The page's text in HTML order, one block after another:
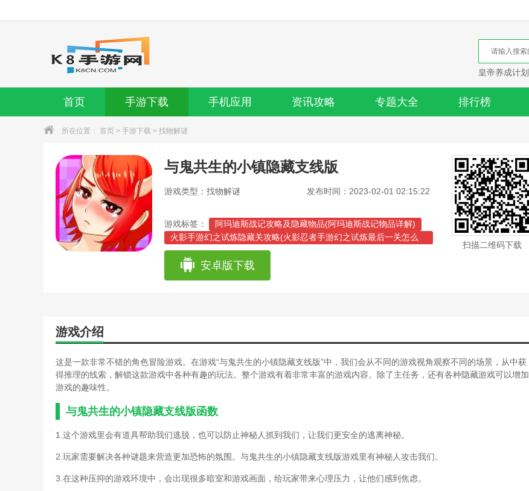
皇帝养成计划
首页 手游下载 手机应用 资讯攻略 专题大全 排行榜
所在位置： 首页 > 手游下载 > 找物解谜
与鬼共生的小镇隐藏支线版
游戏类型：找物解谜 发布时间：2023-02-01 02:15:22
游戏标签：
阿玛迪斯战记攻略及隐藏物品(阿玛迪斯战记物品详解)
火影手游幻之试炼隐藏关攻略(火影忍者手游幻之试炼最后一关怎么
过)
明月传说手游隐藏攻略(明月传说手游隐藏攻略视频)
三国志11隐藏武将149个(三国志11隐藏武将149个如何获得)
全)
隐藏我的游戏机第13关攻略(游戏机藏起来了4第13关)
勇者斗恶龙11向往地上支线任务(勇者斗恶龙11憧憬的地上任务)
诛仙手游多隐藏任务攻略(诛仙手游隐藏任务攻略合集)
诛仙手游隐藏任务攻略汇总(诛仙手游隐藏任务)
阿玛迪斯战记攻略及隐藏物品(阿玛迪斯战记隐藏物品图文)
坑爹游戏奇怪的大冒险攻略(坑爹大冒险隐藏关卡)
明月传说手游隐藏攻略(明月隐藏任务)
三国志11隐藏武将149个(三国志11隐藏武将149个怎样调出来)
安卓版下载
扫描二维码下载
游戏介绍
这是一款非常不错的角色冒险游戏。在游戏“与鬼共生的小镇隐藏支线版”中，我们会从不同的游戏视角观察不同的场景，从中获
得推理的线索，解锁这款游戏中各种有趣的玩法。整个游戏有着非常丰富的游戏内容。除了主任务，还有各种隐藏游戏可以增加
游戏的趣味性。
与鬼共生的小镇隐藏支线版函数
1.这个游戏里会有道具帮助我们逃脱，也可以防止神秘人抓到我们，让我们更安全的逃离神秘。
2.玩家需要解决各种谜题来营造更加恐怖的氛围。与鬼共生的小镇隐藏支线版游戏里有神秘人攻击我们。
3.在这种压抑的游戏环境中，会出现很多暗室和游戏画面，给玩家带来心理压力，让他们感到焦虑。